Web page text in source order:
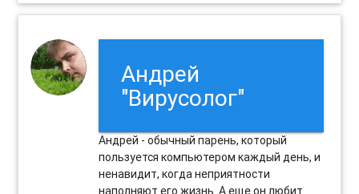
Андрей
"Вирусолог"
Андрей - обычный парень, который
пользуется компьютером каждый день, и
ненавидит, когда неприятности
наполняют его жизнь. А еще он любит